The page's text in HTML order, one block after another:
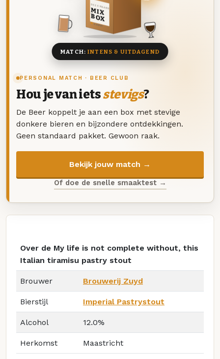
PERSONAL MATCH · BEER CLUB
Hou je van ietsstevigs?
De Beer koppelt je aan een box met stevige
donkere bieren en bijzondere ontdekkingen.
Geen standaard pakket. Gewoon raak.
Bekijk jouw match →
Of doe de snelle smaaktest →
DEZE MAAND
MIX
BOX
8 BIEREN
MATCH:INTENS & UITDAGEND
Over de My life is not complete without, this
Italian tiramisu pastry stout
Brouwer Brouwerij Zuyd
Bierstijl Imperial Pastrystout
Alcohol 12.0%
Herkomst Maastricht